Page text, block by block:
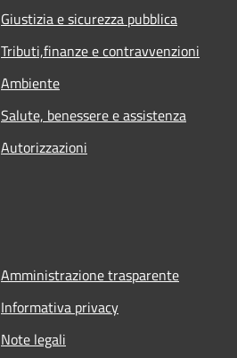
Giustizia e sicurezza pubblica
Tributi,finanze e contravvenzioni
Ambiente
Salute, benessere e assistenza
Autorizzazioni
Amministrazione trasparente
Informativa privacy
Note legali